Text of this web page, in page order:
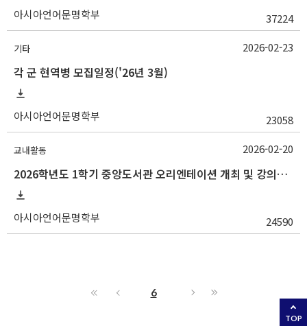
아시아언어문명학부 37224
기타
각 군 현역병 모집일정('26년 3월)
아시아언어문명학부 23058
2026-02-23
교내활동
2026학년도 1학기 중앙도서관 오리엔테이션 개최 및 강의지원교육 운영 안내
아시아언어문명학부 24590
2026-02-20
6
TOP